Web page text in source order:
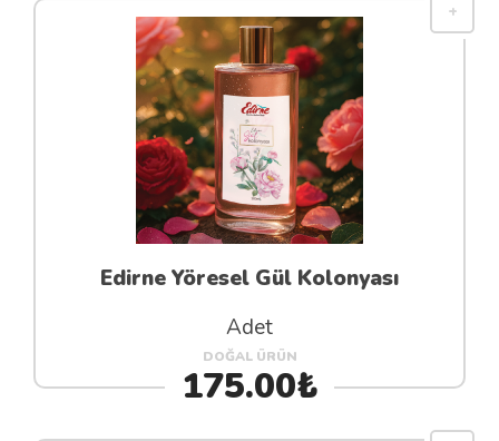
Edirne Yöresel Gül Kolonyası
Adet
DOĞAL ÜRÜN
175.00₺